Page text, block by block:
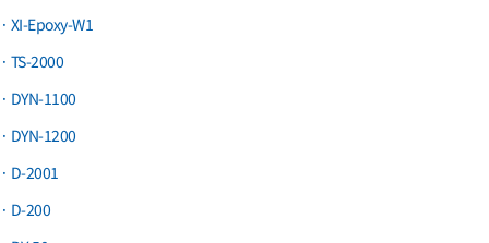
· XI-Epoxy-W1
· TS-2000
· DYN-1100
· DYN-1200
· D-2001
· D-200